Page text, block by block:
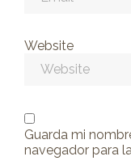
Website
Guarda mi
navegador para